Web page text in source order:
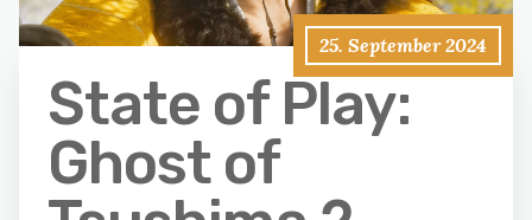
25. September 2024
State of Play:
Ghost of